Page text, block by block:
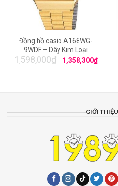
Đồng hồ casio A168WG-
9WDF – Dây Kim Loại
1,598,000₫ 1,358,300₫
GIỚI THIỆU